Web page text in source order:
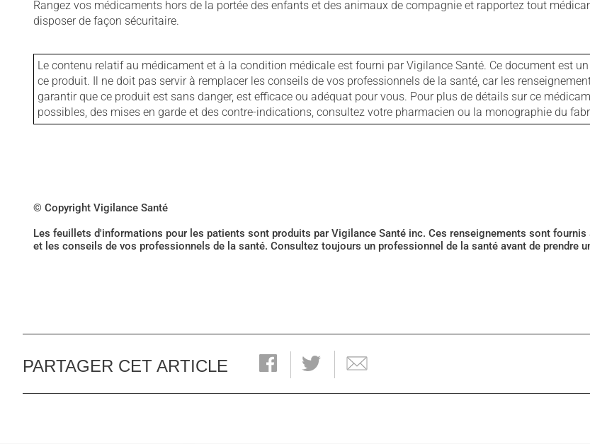
Rangez vos médicaments hors de la portée des enfants et des animaux de compagnie et rapportez tout
disposer de façon sécuritaire.
Le contenu relatif au médicament et à la condition médicale est fourni par Vigilance Santé. Ce document est
ce produit. Il ne doit pas servir à remplacer les conseils de vos professionnels de la santé, car les
garantir que ce produit est sans danger, est efficace ou adéquat pour vous. Pour plus de détails sur ce
possibles, des mises en garde et des contre-indications, consultez votre pharmacien ou la monographie du
© Copyright Vigilance Santé
Les feuillets d'informations pour les patients sont produits par Vigilance Santé inc. Ces renseignements sont fournis
et les conseils de vos professionnels de la santé. Consultez toujours un professionnel de la santé avant de prendre
PARTAGER CET ARTICLE